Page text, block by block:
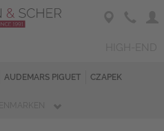
AUDEMARS PIGUET CZAPEK